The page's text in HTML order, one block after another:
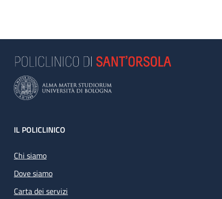
Footer
IL POLICLINICO
Chi siamo
Dove siamo
Carta dei servizi